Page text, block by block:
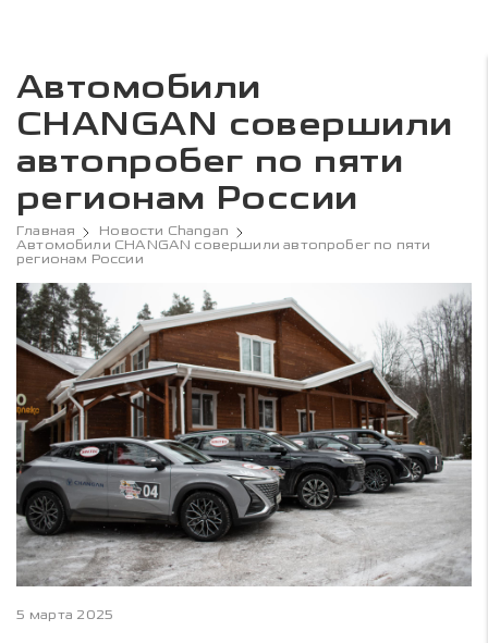
Автомобили
CHANGAN совершили
автопробег по пяти
регионам России
Главная
Новости Changan
Автомобили CHANGAN совершили автопробег по пяти
регионам России
5 марта 2025